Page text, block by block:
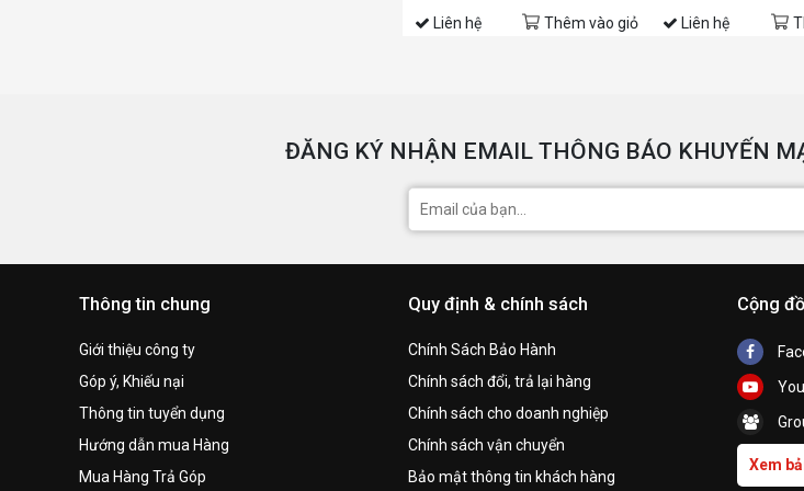
Liên hệ Thêm vào giỏ Liên hệ
ĐĂNG KÝ NHẬN EMAIL THÔNG BÁO KHUYẾN
Thông tin chung
Giới thiệu công ty
Góp ý, Khiếu nại
Thông tin tuyển dụng
Hướng dẫn mua Hàng
Mua Hàng Trả Góp
Quy định & chính sách
Chính Sách Bảo Hành
Chính sách đổi, trả lại hàng
Chính sách cho doanh nghiệp
Chính sách vận chuyển
Bảo mật thông tin khách hàng
Cộng
Xem